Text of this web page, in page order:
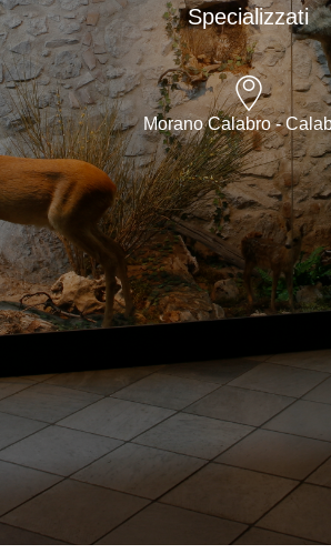
Specializzati
Morano Calabro -